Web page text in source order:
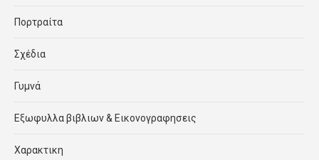
Πορτραίτα
Σχέδια
Γυμνά
Εξωφυλλα βιβλιων & Εικονογραφησεις
Χαρακτικη